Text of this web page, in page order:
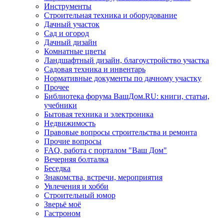
Инструменты
Строительная техника и оборудование
Дачный участок
Сад и огород
Дачный дизайн
Комнатные цветы
Ландшафтный дизайн, благоустройство участка
Садовая техника и инвентарь
Нормативные документы по дачному участку
Прочее
Библиотека форума ВашДом.RU: книги, статьи,
учебники
Бытовая техника и электроника
Недвижимость
Правовые вопросы строительства и ремонта
Прочие вопросы
FAQ, работа с порталом "Ваш Дом"
Вечерняя болталка
Беседка
Знакомства, встречи, мероприятия
Увлечения и хобби
Строительный юмор
Зверьё моё
Гастроном